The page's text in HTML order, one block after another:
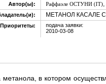
Автор(ы): Раффаэле ОСТУНИ (IT),
МЕТАНОЛ КАСАЛЕ
Приоритеты:
подача заявки:
2010-03-08
метанола, в котором